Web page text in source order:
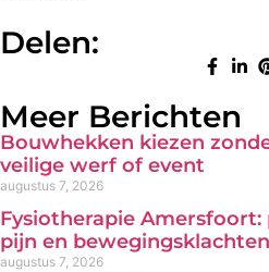
Delen:
Meer Berichten
Bouwhekken kiezen
veilige werf of event
augustus 7, 2026
Fysiotherapie
pijn en bewegingsklachten
augustus 7, 2026